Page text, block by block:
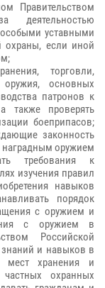
Правительством
деятельностью
уставными
охраны, если иной
торговли,
оружия, основных
патронов к
также проверять
боеприпасов;
законность
оружием
требования к
изучения правил
навыков
порядок
с оружием и
с оружием в
Российской
знаний и навыков в
мест хранения и
охранных